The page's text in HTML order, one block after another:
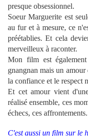
presque obsessionnel.
Soeur Marguerite est
au fur et à mesure, ce
préétablies. Et cela
merveilleux à raconter.
Mon film est
gnangnan mais un
la confiance et le respect
Et cet amour vient
réalisé ensemble, ces
échecs, ces affrontements.
C'est aussi un film sur le